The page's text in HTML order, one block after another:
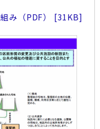
み（PDF）
31KB